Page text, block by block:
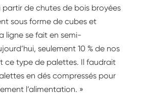
partir de chutes de bois broyées
sous forme de cubes et
ligne se fait en semi-
seulement 10 % de nos
ce type de palettes. Il faudrait
en dés compressés pour
l’alimentation. »